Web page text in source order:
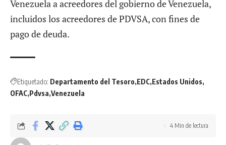
Venezuela a acreedores del gobierno de Venezuela,
incluidos los acreedores de PDVSA, con fines de
pago de deuda.
Etiquetado: Departamento del Tesoro EDC Estados Unidos
OFAC Pdvsa Venezuela
4 Min de lectura